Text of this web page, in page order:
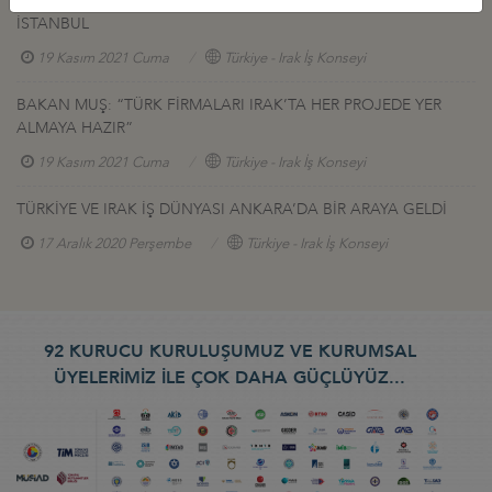
İSTANBUL
19 Kasım 2021 Cuma Türkiye - Irak İş Konseyi
BAKAN MUŞ: “TÜRK FİRMALARI IRAK’TA HER PROJEDE YER
ALMAYA HAZIR”
19 Kasım 2021 Cuma Türkiye - Irak İş Konseyi
TÜRKİYE VE IRAK İŞ DÜNYASI ANKARA’DA BİR ARAYA GELDİ
17 Aralık 2020 Perşembe Türkiye - Irak İş Konseyi
92 KURUCU KURULUŞUMUZ VE KURUMSAL
ÜYELERİMİZ İLE ÇOK DAHA GÜÇLÜYÜZ...